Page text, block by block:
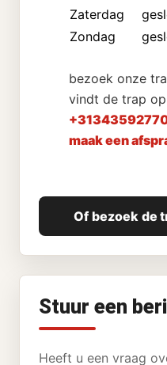
Zaterdag
Zondag
bezoek onze
vindt de trap
maak een
Of bezoek de
Stuur een
Heeft u een vraag